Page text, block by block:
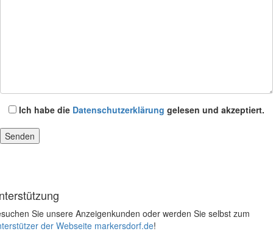
Ich habe die Datenschutzerklärung gelesen und akzeptiert.
Sie unsere Anzeigenkunden oder werden Sie selbst zum
der Webseite markersdorf.de!